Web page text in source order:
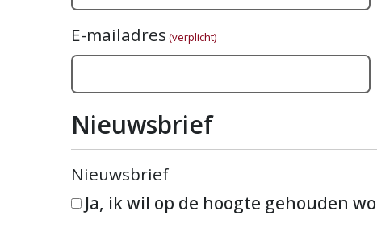
E-mailadres (verplicht)
Nieuwsbrief
Nieuwsbrief
Ja, ik wil op de hoogte gehouden